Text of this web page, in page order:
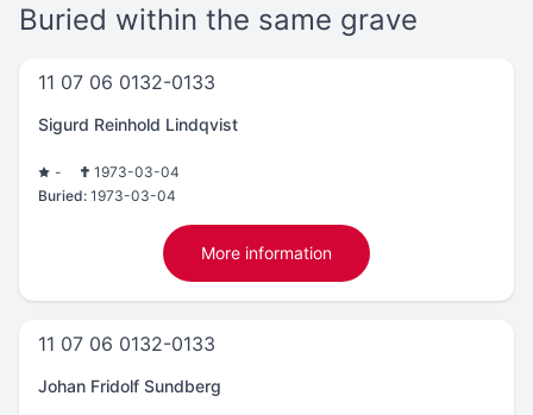
Buried within the same grave
11 07 06 0132-0133
Sigurd Reinhold Lindqvist
-
1973-03-04
Buried: 1973-03-04
More information
11 07 06 0132-0133
Johan Fridolf Sundberg